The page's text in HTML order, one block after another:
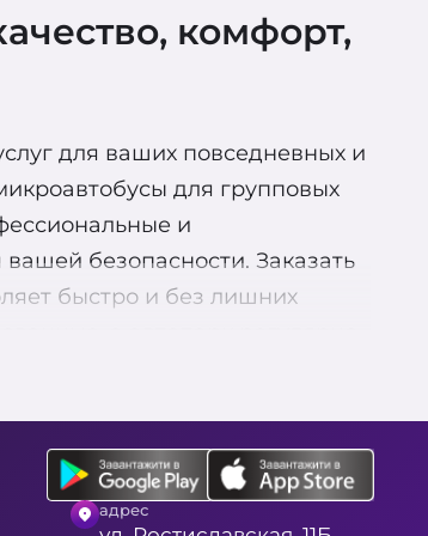
комфорт,
для ваших повседневных и
для групповых
и
безопасности. Заказать
быстро и без лишних
позволяет быстро и без
на дорогах! Aris-Taxi
планировать поездки заранее.
адрес